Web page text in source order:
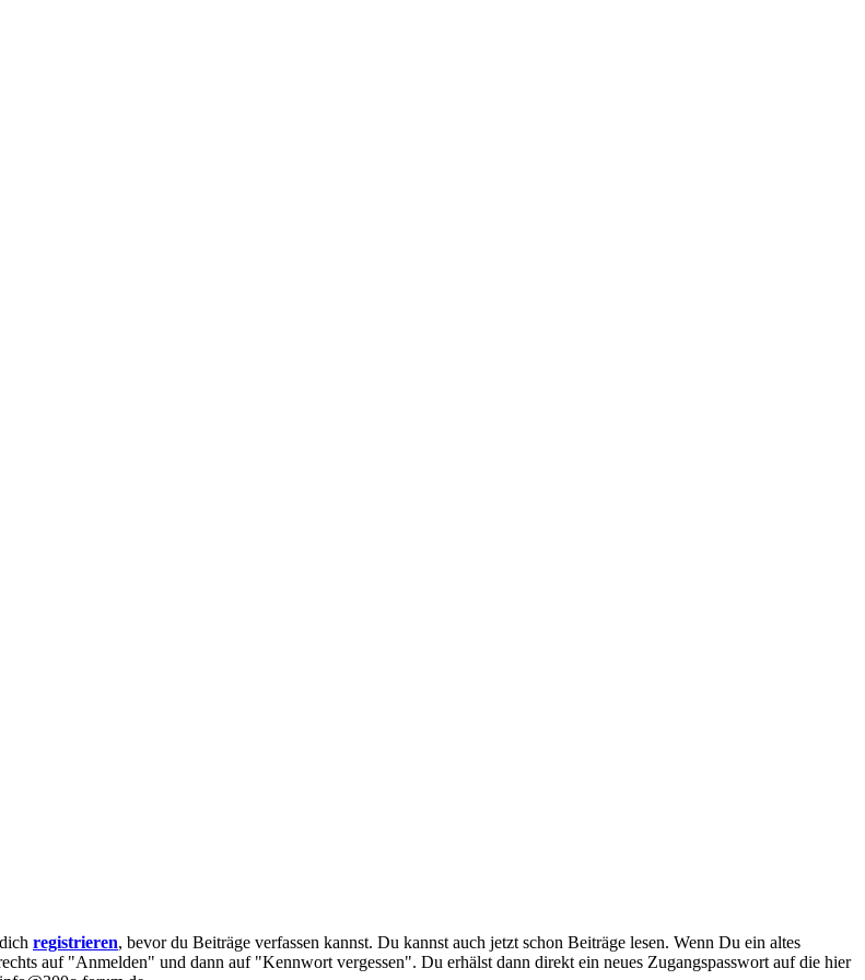
registrieren, bevor du Beiträge verfassen kannst. Du kannst auch jetzt schon Beiträge lesen. Wenn Du ein altes
auf "Anmelden" und dann auf "Kennwort vergessen". Du erhälst dann direkt ein neues Zugangspasswort auf die hier